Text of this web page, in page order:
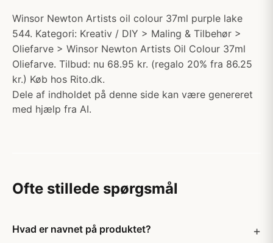
Winsor Newton Artists oil colour 37ml purple lake
544. Kategori: Kreativ / DIY > Maling & Tilbehør >
Oliefarve > Winsor Newton Artists Oil Colour 37ml
Oliefarve. Tilbud: nu 68.95 kr. (regalo 20% fra 86.25
kr.) Køb hos Rito.dk.
Dele af indholdet på denne side kan være genereret
med hjælp fra AI.
Ofte stillede spørgsmål
Hvad er navnet på produktet?